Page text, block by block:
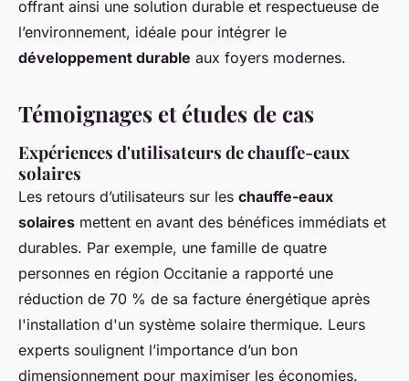
offrant ainsi une solution durable et respectueuse de
l’environnement, idéale pour intégrer le
développement durable aux foyers modernes.
Témoignages et études de cas
Expériences d'utilisateurs de chauffe-eaux
solaires
Les retours d’utilisateurs sur les chauffe-eaux
solaires mettent en avant des bénéfices immédiats et
durables. Par exemple, une famille de quatre
personnes en région Occitanie a rapporté une
réduction de 70 % de sa facture énergétique après
l'installation d'un système solaire thermique. Leurs
experts soulignent l’importance d’un bon
dimensionnement pour maximiser les économies.